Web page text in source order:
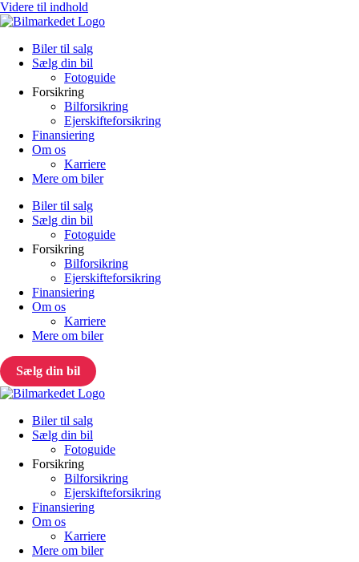
Videre til indhold
Biler til salg
Sælg din bil
Fotoguide
Forsikring
Bilforsikring
Ejerskifteforsikring
Finansiering
Om os
Karriere
Mere om biler
Biler til salg
Sælg din bil
Fotoguide
Forsikring
Bilforsikring
Ejerskifteforsikring
Finansiering
Om os
Karriere
Mere om biler
Sælg din bil
Biler til salg
Sælg din bil
Fotoguide
Forsikring
Bilforsikring
Ejerskifteforsikring
Finansiering
Om os
Karriere
Mere om biler